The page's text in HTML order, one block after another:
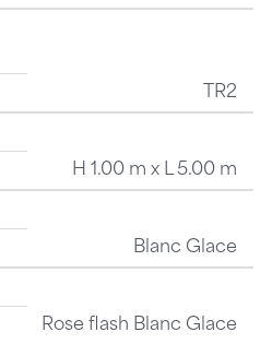
TR2
H 1.00 m x L 5.00 m
Blanc Glace
Rose flash Blanc Glace